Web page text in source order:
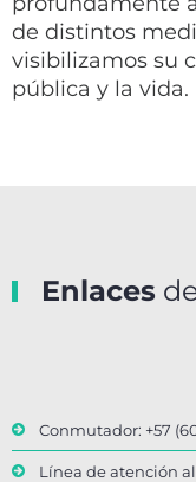
de distintos
visibilizamos su
pública y la vida.
Enlaces
Conmutador: +57
Línea de atención